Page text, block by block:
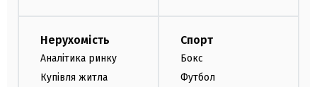
Нерухомість
Аналітика ринку
Купівля житла
Спорт
Бокс
Футбол